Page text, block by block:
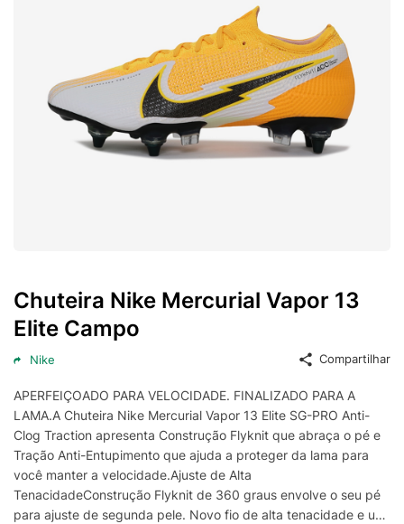
Chuteira Nike Mercurial Vapor 13
Elite Campo
Nike Compartilhar
APERFEIÇOADO PARA VELOCIDADE. FINALIZADO PARA A
LAMA.A Chuteira Nike Mercurial Vapor 13 Elite SG-PRO Anti-
Clog Traction apresenta Construção Flyknit que abraça o pé e
Tração Anti-Entupimento que ajuda a proteger da lama para
você manter a velocidade.Ajuste de Alta
TenacidadeConstrução Flyknit de 360 graus envolve o seu pé
para ajuste de segunda pele. Novo fio de alta tenacidade e um